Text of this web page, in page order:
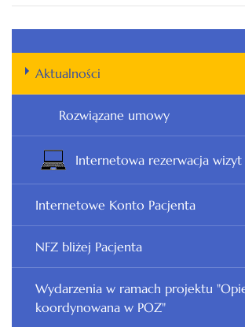
Aktualności
Rozwiązane umowy
Internetowa rezerwacja wizyt
Internetowe Konto Pacjenta
NFZ bliżej Pacjenta
Wydarzenia w ramach projektu
koordynowana w POZ"